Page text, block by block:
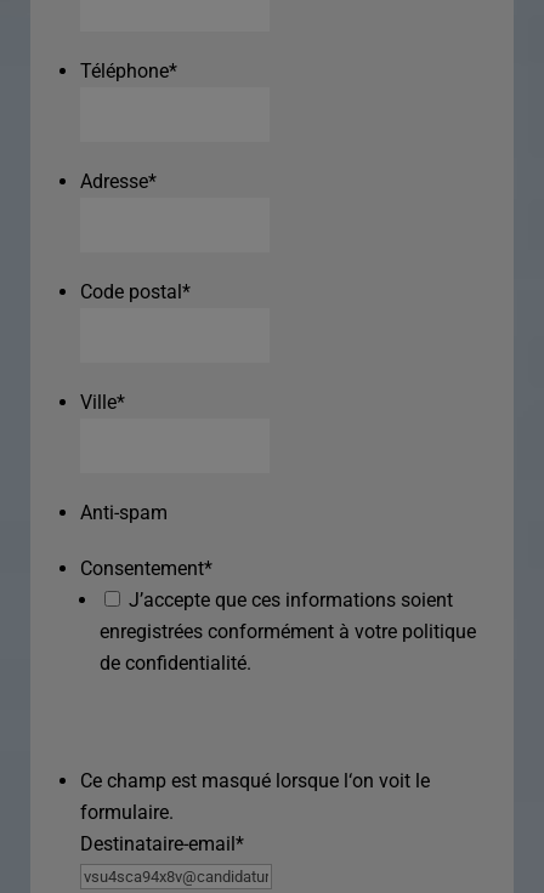
Téléphone*
Adresse*
Code postal*
Ville*
Anti-spam
Consentement*
J’accepte que ces informations soient
enregistrées conformément à votre politique
de confidentialité.
Ce champ est masqué lorsque l‘on voit le
formulaire.
Destinataire-email*